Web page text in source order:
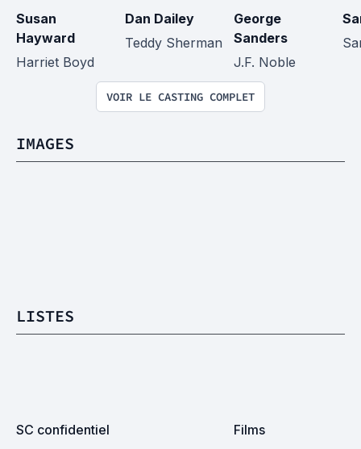
Susan
Hayward
Harriet Boyd
Dan Dailey
Teddy Sherman
George
Sanders
J.F. Noble
VOIR LE CASTING COMPLET
IMAGES
LISTES
SC confidentiel Films